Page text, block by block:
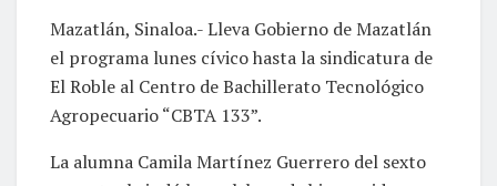
Mazatlán, Sinaloa.- Lleva Gobierno de Mazatlán
el programa lunes cívico hasta la sindicatura de
El Roble al Centro de Bachillerato Tecnológico
Agropecuario “CBTA 133”.
La alumna Camila Martínez Guerrero del sexto